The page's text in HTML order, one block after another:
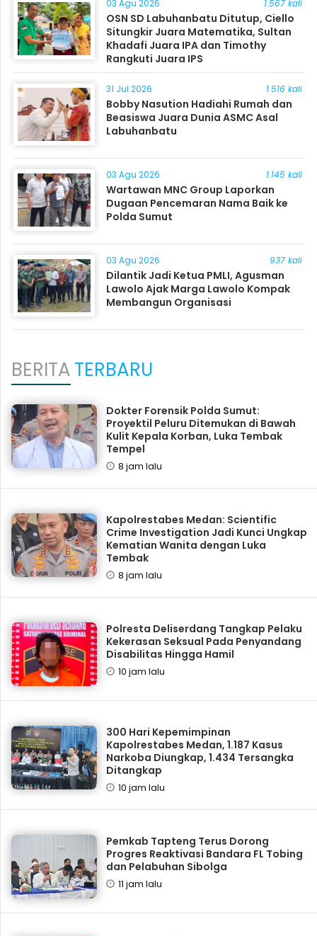
03 Agu 2026 1.567 kali
OSN SD Labuhanbatu Ditutup, Ciello
Situngkir Juara Matematika, Sultan
Khadafi Juara IPA dan Timothy
Rangkuti Juara IPS
31 Jul 2026 1.516 kali
Bobby Nasution Hadiahi Rumah dan
Beasiswa Juara Dunia ASMC Asal
Labuhanbatu
03 Agu 2026 1.145 kali
Wartawan MNC Group Laporkan
Dugaan Pencemaran Nama Baik ke
Polda Sumut
03 Agu 2026 937 kali
Dilantik Jadi Ketua PMLI, Agusman
Lawolo Ajak Marga Lawolo Kompak
Membangun Organisasi
BERITATERBARU
Dokter Forensik Polda Sumut:
Proyektil Peluru Ditemukan di Bawah
Kulit Kepala Korban, Luka Tembak
Tempel
8 jam lalu
Kapolrestabes Medan: Scientific
Crime Investigation Jadi Kunci Ungkap
Kematian Wanita dengan Luka
Tembak
8 jam lalu
Polresta Deliserdang Tangkap Pelaku
Kekerasan Seksual Pada Penyandang
Disabilitas Hingga Hamil
10 jam lalu
300 Hari Kepemimpinan
Kapolrestabes Medan, 1.187 Kasus
Narkoba Diungkap, 1.434 Tersangka
Ditangkap
10 jam lalu
Pemkab Tapteng Terus Dorong
Progres Reaktivasi Bandara FL Tobing
dan Pelabuhan Sibolga
11 jam lalu